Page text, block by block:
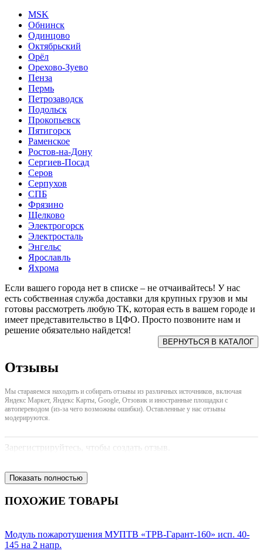
MSK
Обнинск
Одинцово
Октябрьский
Орёл
Орехово-Зуево
Пенза
Пермь
Петрозаводск
Подольск
Прокопьевск
Пятигорск
Раменское
Ростов-на-Дону
Сергиев-Посад
Серов
Серпухов
СПБ
Фрязино
Щелково
Электрогорск
Электросталь
Энгельс
Ярославль
Яхрома
Если вашего города нет в списке – не отчаивайтесь! У нас
есть собственная служба доставки для крупных грузов и мы
готовы рассмотреть любую ТК, которая есть в вашем городе и
имеет представительство в ЦФО. Просто позвоните нам и
решение обязательно найдется!
Отзывы
Мы стараяемся находить и собирать отзывы из различных источников, включая
Яндекс Маркет, Яндекс Карты, Google, Отзовик и иностранные площадки с
автопереводом (из-за чего возможны ошибки). Оставленные у нас отзывы
модерируются.
Зарегистрируйтесь, чтобы создать отзыв.
Показать полностью
ПОХОЖИЕ ТОВАРЫ
Модуль пожаротушения МУПТВ «ТРВ-Гарант-160» исп. 40-
145 на 2 напр.